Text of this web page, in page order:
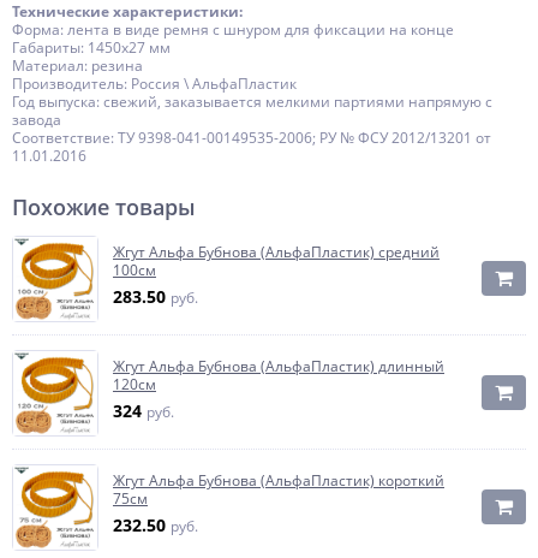
Технические характеристики:
Форма: лента в виде ремня с шнуром для фиксации на конце
Габариты: 1450х27 мм
Материал: резина
Производитель: Россия \ АльфаПластик
Год выпуска: свежий, заказывается мелкими партиями напрямую с
завода
Соответствие: ТУ 9398-041-00149535-2006; РУ № ФСУ 2012/13201 от
11.01.2016
Похожие товары
Жгут Альфа Бубнова (АльфаПластик) средний
100см
283.50 руб.
Жгут Альфа Бубнова (АльфаПластик) длинный
120см
324 руб.
Жгут Альфа Бубнова (АльфаПластик) короткий
75см
232.50 руб.